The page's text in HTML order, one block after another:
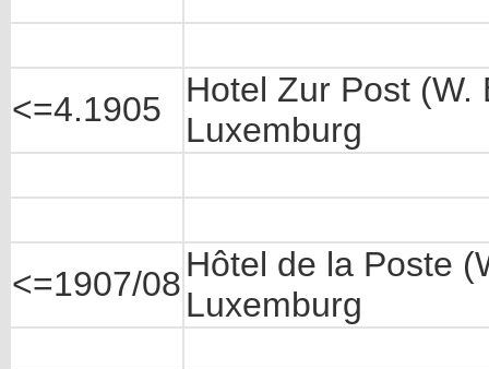
<=4.1905
Hotel Zur Post
Luxemburg
<=1907/08Hôtel de la Poste
Luxemburg